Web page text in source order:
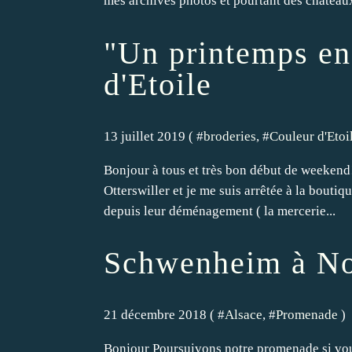
"Un printemps
d'Etoile
13 juillet 2019 ( #broderies, #Couleur
Bonjour à tous et très bon début de
Otterswiller et je me suis arrêtée à la
depuis leur déménagement ( la mercerie...
Schwenheim à
21 décembre 2018 ( #Alsace, #Promenade )
Bonjour Poursuivons notre promenade si